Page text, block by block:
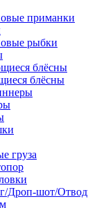
приманки
рыбки
блёсны
блёсны
груза
Дроп-шот/